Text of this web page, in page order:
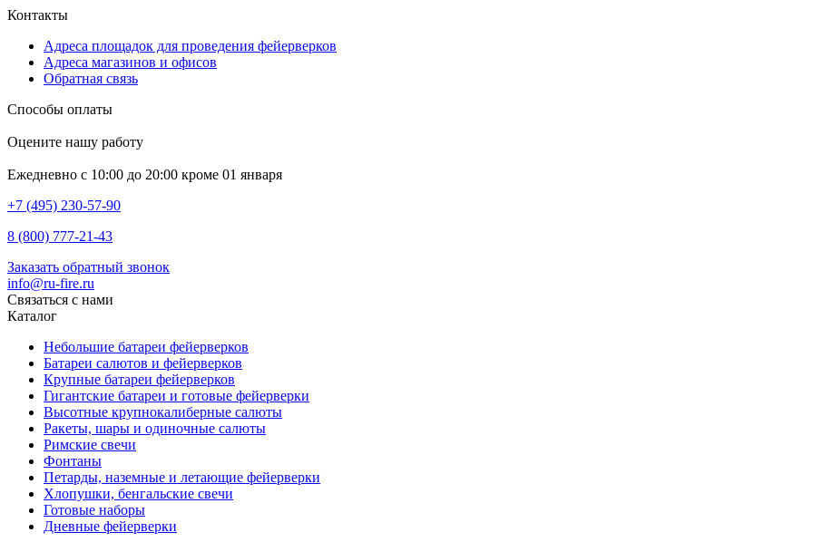
Контакты
Адреса площадок для проведения фейерверков
Адреса магазинов и офисов
Обратная связь
Способы оплаты
Оцените нашу работу
Ежедневно с 10:00 до 20:00 кроме 01 января
+7 (495) 230-57-90
8 (800) 777-21-43
Заказать обратный звонок
info@ru-fire.ru
Связаться с нами
Каталог
Небольшие батареи фейерверков
Батареи салютов и фейерверков
Крупные батареи фейерверков
Гигантские батареи и готовые фейерверки
Высотные крупнокалиберные салюты
Ракеты, шары и одиночные салюты
Римские свечи
Фонтаны
Петарды, наземные и летающие фейерверки
Хлопушки, бенгальские свечи
Готовые наборы
Дневные фейерверки